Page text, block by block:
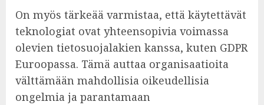
On myös tärkeää varmistaa, että käytettävät
teknologiat ovat yhteensopivia voimassa
olevien tietosuojalakien kanssa, kuten GDPR
Euroopassa. Tämä auttaa organisaatioita
välttämään mahdollisia oikeudellisia
ongelmia ja parantamaan